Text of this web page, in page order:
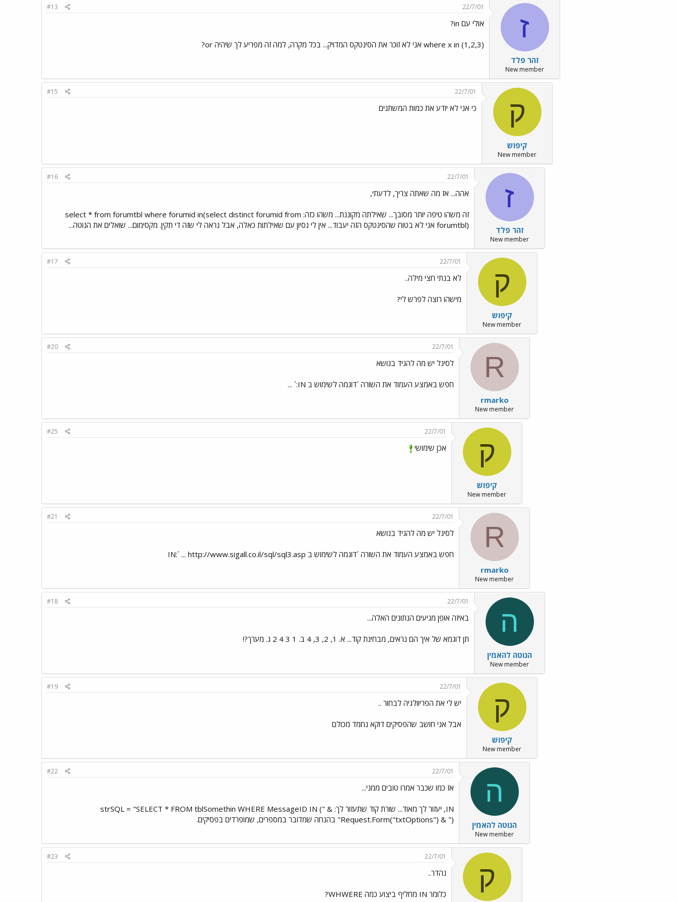
ז
זהר פלד
New member
22/7/01
#13
אולי עם in?
where x in (1,2,3) אני לא זוכר את הסינטקס המדויק... בכל מקרה, למה זה מפריע לך שיהיה or?
ק
קיפוש
New member
22/7/01
#15
כי אני לא יודע את כמות המשתנים
ז
זהר פלד
New member
22/7/01
#16
אהה... אז מה שאתה צריך, לדעתי,
זה משהו טיפה יותר מסובך... שאילתה מקוננת... משהו כזה: select * from forumtbl where forumid in(select distinct forumid from
forumtbl) אני לא בטוח שהסינטקס הזה יעבוד... אין לי נסיון עם שאילתות כאלה, אבל נראה לי שזה די תקין. מקסימום... שואלים את הנוטה...
ק
קיפוש
New member
22/7/01
#17
לא בנתי חצי מילה..
מישהו רוצה לפרש לי?
R
rmarko
New member
22/7/01
#20
לסיגל יש מה להגיד בנושא
חפש באמצע העמוד את השורה ´דוגמה לשימוש ב IN:´ ...
ק
קיפוש
New member
22/7/01
#25
אכן שימושי
R
rmarko
New member
22/7/01
#21
לסיגל יש מה להגיד בנושא
חפש באמצע העמוד את השורה ´דוגמה לשימוש ב IN:´ ... http://www.sigall.co.il/sql/sql3.asp
ה
הנוטה להאמין
New member
22/7/01
#18
באיזה אופן מגיעים הנתונים האלה...
תן דוגמא של איך הם נראים, מבחינת קוד... א. 1, 2, 3, 4 ב. 1 3 4 2 ג. מערך?!
ק
קיפוש
New member
22/7/01
#19
יש לי את הפריוולגיה לבחור ..
אבל אני חושב שהפסיקים דוקא נחמד מכולם
ה
הנוטה להאמין
New member
22/7/01
#22
אז כמו שכבר אמרו טובים ממני...
IN, יעזור לך מאוד... שורת קוד שתעזור לך: strSQL = "SELECT * FROM tblSomethin WHERE MessageID IN (" &
Request.Form("txtOptions") & ")" בהנחה שמדובר במספרים, שמופרדים בפסיקים.
ק
22/7/01
#23
נהדר..
כלומר IN מחליף ביצוע כמה WHWERE?